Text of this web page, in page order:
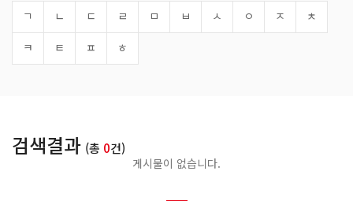
ㄱ ㄴ ㄷ ㄹ ㅁ ㅂ ㅅ ㅇ ㅈ
ㅊ
ㅋ
ㅌ ㅍ ㅎ
검색결과 (총 0건)
게시물이 없습니다.